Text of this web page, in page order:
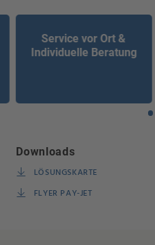
Service vor Ort &
Individuelle Beratung
Downloads
LÖSUNGSKARTE
FLYER PAY-JET